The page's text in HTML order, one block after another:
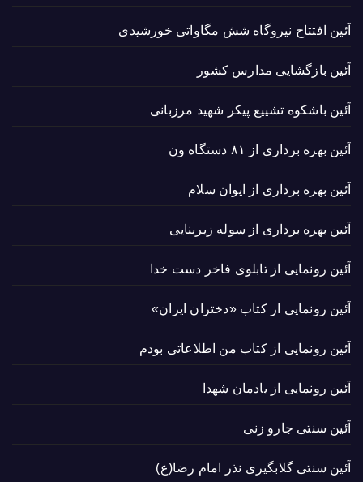
آئین افتتاح نیروگاه شش مگاواتی خورشیدی
آئین بازگشایی مدارس کشور
آئین باشکوه تشییع پیکر شهید مرزبانی
آئین بهره برداری از ۸۱ دستگاه ون
آئین بهره برداری از ایوان سلام
آئین بهره برداری از سوله زیربنایی
آئین رونمایی از تابلوی فاخر دست خدا
آئین رونمایی از کتاب «دختران ایران»
آئین رونمایی از کتاب من اطلاعاتی بودم
آئین رونمایی از یادمان شهدا
آئین سنتی جارو زنی
آئین سنتی گلابگیری نذر امام رضا(ع)